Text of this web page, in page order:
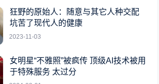
狂野的原始人：随意与其它人种交配
坑苦了现代人的健康
2023-11-03
女明星“不雅照”被疯传 顶级AI技术被用
于特殊服务 太过分